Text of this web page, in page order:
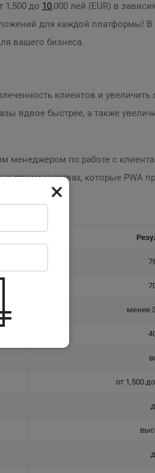
1,500 до 10,000 лей (EUR) в
для каждой платформы!
вашего бизнеса.
клиентов и увеличить
вдвое быстрее, а также
менеджером по работе с
преимуществах, которые PWA
менее
от 1,500
×